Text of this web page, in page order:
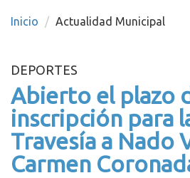
inicio
Inicio Actualidad Municipal
DEPORTES
Abierto el plazo
inscripción para
Travesía a Nado
Carmen